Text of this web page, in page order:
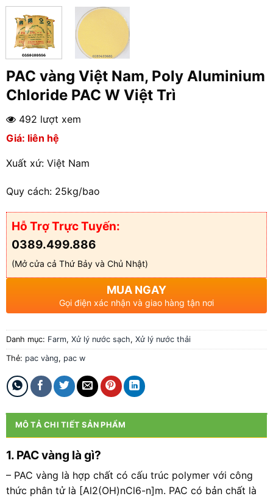
PAC vàng Việt Nam, Poly Aluminium
Chloride PAC W Việt Trì
492 lượt xem
Giá: liên hệ
Xuất xứ: Việt Nam
Quy cách: 25kg/bao
Hỗ Trợ Trực Tuyến:
0389.499.886
(Mở cửa cả Thứ Bảy và Chủ Nhật)
MUA NGAY
Gọi điện xác nhận và giao hàng tận nơi
Danh mục: Farm, Xử lý nước sạch, Xử lý nước thải
Thẻ: pac vàng, pac w
MÔ TẢ CHI TIẾT SẢN PHẨM
1. PAC vàng là gì?
– PAC vàng là hợp chất có cấu trúc polymer với công
thức phân tử là [Al2(OH)nCl6-n]m. PAC có bản chất là